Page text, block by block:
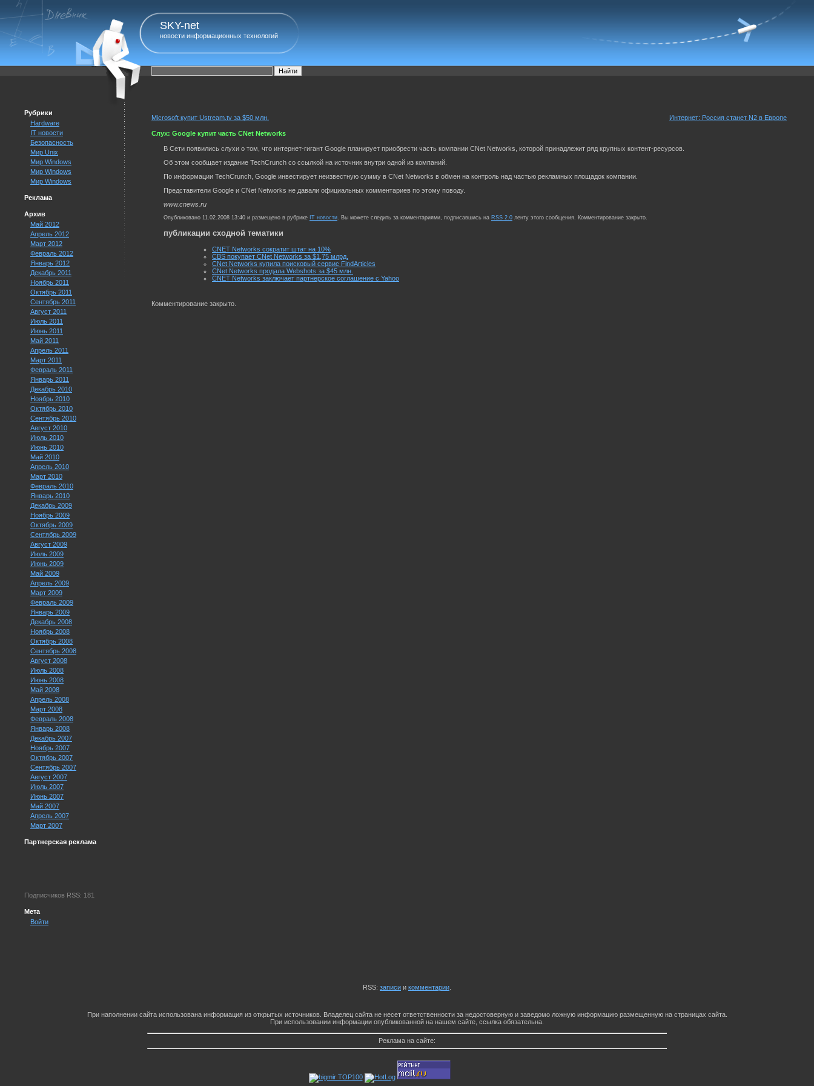
SKY-net
новости информационных технологий
Рубрики
Hardware
IT новости
Безопасность
Мир Unix
Мир Windows
Мир Windows
Мир Windows
Реклама
Архив
Май 2012
Апрель 2012
Март 2012
Февраль 2012
Январь 2012
Декабрь 2011
Ноябрь 2011
Октябрь 2011
Сентябрь 2011
Август 2011
Июль 2011
Июнь 2011
Май 2011
Апрель 2011
Март 2011
Февраль 2011
Январь 2011
Декабрь 2010
Ноябрь 2010
Октябрь 2010
Сентябрь 2010
Август 2010
Июль 2010
Июнь 2010
Май 2010
Апрель 2010
Март 2010
Февраль 2010
Январь 2010
Декабрь 2009
Ноябрь 2009
Октябрь 2009
Сентябрь 2009
Август 2009
Июль 2009
Июнь 2009
Май 2009
Апрель 2009
Март 2009
Февраль 2009
Январь 2009
Декабрь 2008
Ноябрь 2008
Октябрь 2008
Сентябрь 2008
Август 2008
Июль 2008
Июнь 2008
Май 2008
Апрель 2008
Март 2008
Февраль 2008
Январь 2008
Декабрь 2007
Ноябрь 2007
Октябрь 2007
Сентябрь 2007
Август 2007
Июль 2007
Июнь 2007
Май 2007
Апрель 2007
Март 2007
Партнерская реклама
Подписчиков RSS: 181
Мета
Войти
Microsoft купит Ustream.tv за $50 млн. Интернет: Россия станет N2 в Европе
Слух: Google купит часть CNet Networks
В Сети появились слухи о том, что интернет-гигант Google планирует приобрести часть компании CNet Networks, которой принадлежит ряд крупных контент-ресурсов.
Об этом сообщает издание TechCrunch со ссылкой на источник внутри одной из компаний.
По информации TechCrunch, Google инвестирует неизвестную сумму в CNet Networks в обмен на контроль над частью рекламных площадок компании.
Представители Google и CNet Networks не давали официальных комментариев по этому поводу.
www.cnews.ru
Опубликовано 11.02.2008 13:40 и размещено в рубрике IT новости. Вы можете следить за комментариями, подписавшись на RSS 2.0 ленту этого сообщения. Комментирование закрыто.
публикации сходной тематики
CNET Networks сократит штат на 10%
CBS покупает CNet Networks за $1,75 млрд.
CNet Networks купила поисковый сервис FindArticles
CNet Networks продала Webshots за $45 млн.
CNET Networks заключает партнерское соглашение с Yahoo
Комментирование закрыто.
RSS: записи и комментарии
При наполнении сайта использована информация из открытых источников. Владелец сайта не несет ответственности за недостоверную и заведомо ложную информацию размещенную на страницах сайта.
При использовании информации опубликованной на нашем сайте, ссылка обязательна.
Реклама на сайте: